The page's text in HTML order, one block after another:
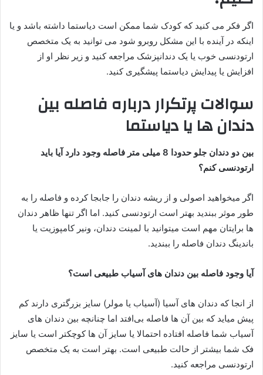
اگر فکر می کنید که کودک شما ممکن است دیاستما داشته باشد و یا
اینکه در آینده با این مشکل روبرو شود می توانید به یک متخصص
ارتودنسی خوب یا یک دندانپزشک مراجعه کنید و زیر نظر او از
افزایش یا پیدایش دیاستما پیشگیری کنید.
سوالات پرتکرار درباره فاصله بین
دندان ها یا دیاستما
بین دو دندان جلو حدودا 8 میلی متر فاصله وجود دارد آیا باید
ارتودنسی کنم؟
اگر میخواهید اصولی و از ریشه دندان را جابجا کرده و فاصله را به
طور موثر ببندید بهتر است ارتودنسی کنید. اما اگر تنها ظاهر دندان
ها برایتان مهم است میتوانید با لمینت دندان، ونیر کامپوزیت یا
باندینگ دندان فاصله را ببندید.
آیا وجود فاصله بین دندان های آسیاب طبیعی است؟
از انجا که دندان های آسیا (آسیاب یا مولر) سایز بزرگتری دارند کم
پیش میاید که بین آن ها فاصله بی‌افتد اما چنانچه بین دندان های
آسیاب شما فاصله افتاده احتمالا یا سایز آن ها کوچکتر است یا سایز
فک شما بیشتر از حالت طبیعی است. بهتر است به یک متخصص
ارتودنسی مراجعه کنید.